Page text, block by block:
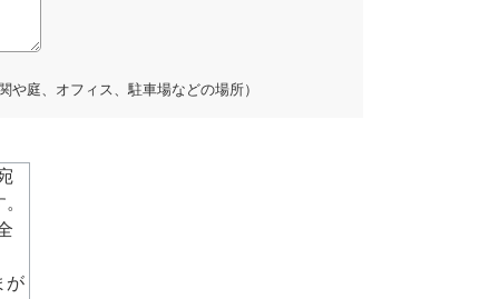
庭、オフィス、駐車場などの場所）
が